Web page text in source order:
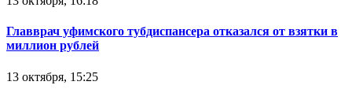
Главврач уфимского тубдиспансера отказался от взятки в
миллион рублей
13 октября, 15:25